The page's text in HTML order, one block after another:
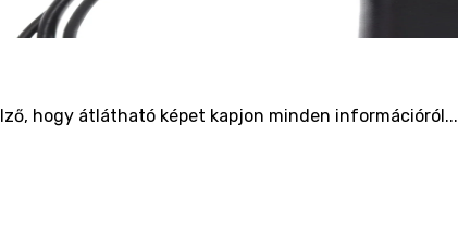
hogy átlátható képet kapjon minden információról...